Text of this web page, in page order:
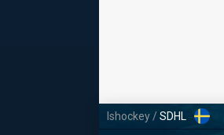
Ishockey /SDHL